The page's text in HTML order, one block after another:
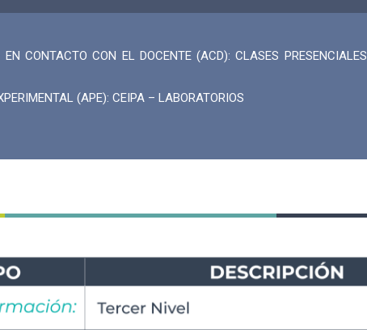
EN CONTACTO CON EL DOCENTE (ACD): CLASES PRESENCIALES
(APE): CEIPA – LABORATORIOS